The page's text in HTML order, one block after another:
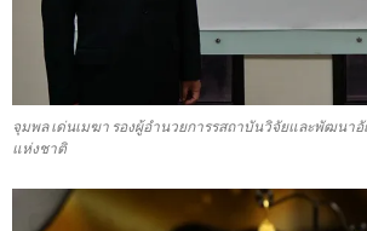
จุมพล เด่นเมฆา รองผู้อำนวยการรสถาบันวิจัยและพัฒนา
แห่งชาติ